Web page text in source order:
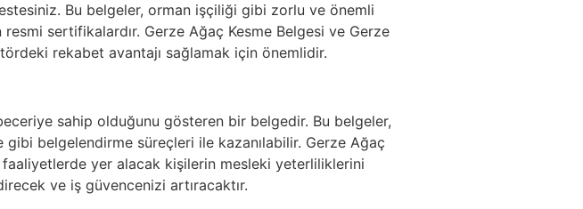
Bu belgeler, orman işçiliği gibi zorlu ve önemli
sertifikalardır. Gerze Ağaç Kesme Belgesi ve Gerze
rekabet avantajı sağlamak için önemlidir.
sahip olduğunu gösteren bir belgedir. Bu belgeler,
belgelendirme süreçleri ile kazanılabilir. Gerze Ağaç
yer alacak kişilerin mesleki yeterliliklerini
ve iş güvencenizi artıracaktır.